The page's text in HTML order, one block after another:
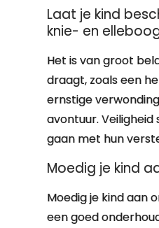
Laat je kind
knie- en
Het is van groot
draagt, zoals een
ernstige
avontuur.
gaan met hun
Moedig je kind
Moedig je kind aan
een goed